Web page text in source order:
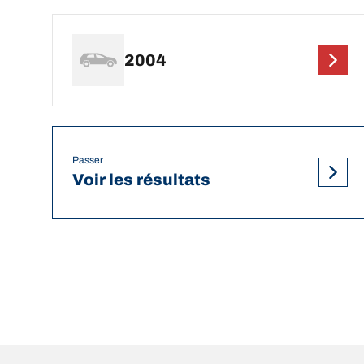
2004
Passer
Voir les résultats